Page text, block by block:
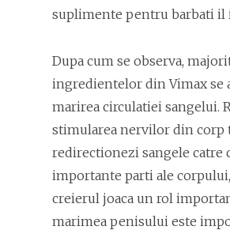
suplimente pentru barbati il
Dupa cum se observa,
ingredientelor din Vimax se
marirea circulatiei sangelui.
stimularea nervilor din corp
redirectionezi sangele catre
importante parti ale
creierul joaca un rol
marimea penisului este